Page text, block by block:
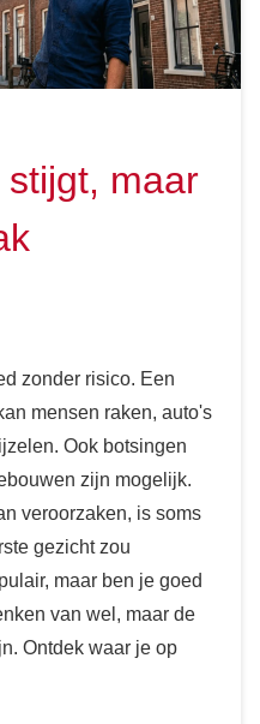
maar
zonder risico. Een
mensen raken, auto's
Ook botsingen
zijn mogelijk.
veroorzaken, is soms
gezicht zou
maar ben je goed
van wel, maar de
Ontdek waar je op